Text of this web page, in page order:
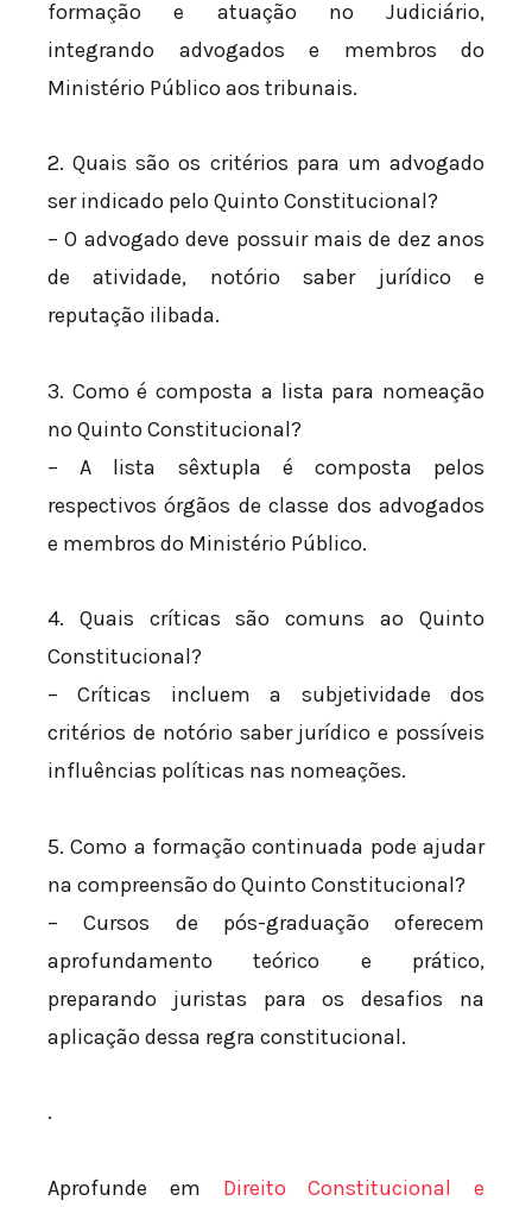
formação e atuação no Judiciário,
integrando advogados e membros do
Ministério Público aos tribunais.
2. Quais são os critérios para um advogado
ser indicado pelo Quinto Constitucional?
– O advogado deve possuir mais de dez anos
de atividade, notório saber jurídico e
reputação ilibada.
3. Como é composta a lista para nomeação
no Quinto Constitucional?
– A lista sêxtupla é composta pelos
respectivos órgãos de classe dos advogados
e membros do Ministério Público.
4. Quais críticas são comuns ao Quinto
Constitucional?
– Críticas incluem a subjetividade dos
critérios de notório saber jurídico e possíveis
influências políticas nas nomeações.
5. Como a formação continuada pode ajudar
na compreensão do Quinto Constitucional?
– Cursos de pós-graduação oferecem
aprofundamento teórico e prático,
preparando juristas para os desafios na
aplicação dessa regra constitucional.
.
Aprofunde em Direito Constitucional e